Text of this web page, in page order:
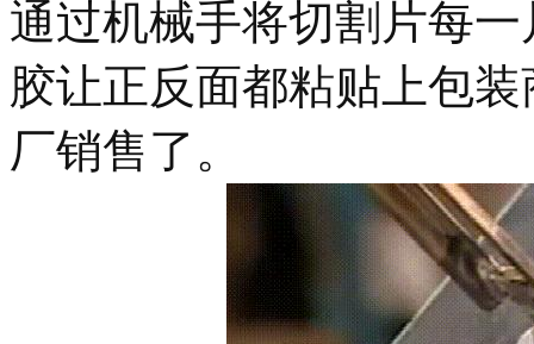
通过机械手将切割片每
胶让正反面都粘贴上包
厂销售了。